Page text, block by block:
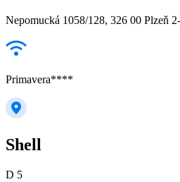
Nepomucká 1058/128, 326 00 Plzeň
Primavera****
Shell
D 5